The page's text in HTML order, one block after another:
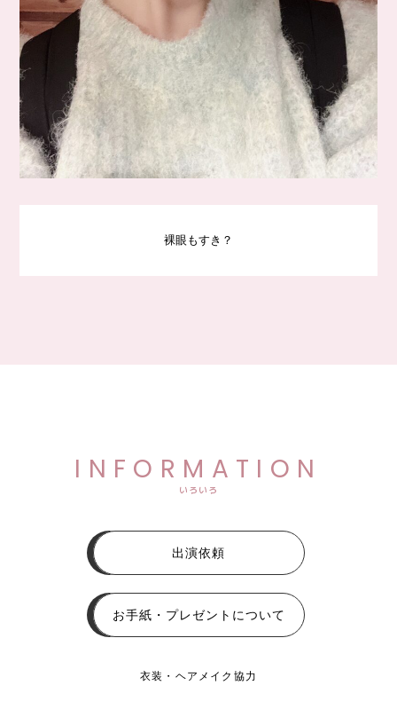
裸眼もすき？
INFORMATION
いろいろ
出演依頼
お手紙・プレゼントについて
衣装・ヘアメイク協力